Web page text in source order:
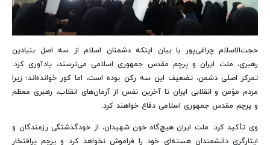
حجت‌الاسلام چراغی‌پور با بیان اینکه دشمنان اسلام از سه اصل بنیادین
رهبری، ملت ایران و پرچم مقدس جمهوری اسلامی می‌ترسند، یادآوری کرد:
تمرکز اصلی دشمن، تضعیف این سه رکن بوده است، اما کور خوانده‌اند؛ زیرا
مردم مؤمن و انقلابی ایران تا آخرین نفس از آرمان‌های انقلاب، رهبری معظم
و پرچم مقدس جمهوری اسلامی دفاع خواهند کرد.
وی تأکید کرد: ملت ایران هیچ‌گاه خون شهیدان، از خودگذشتگی رزمندگان و
ایثارگری دانشمندان هسته‌ای خود را فراموش نخواهد کرد و پرچم پرافتخار